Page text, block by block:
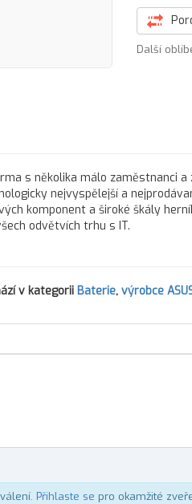
Další
s několika málo zaměstnanci
nejvyspělejší a
komponent a široké škály
odvětvích trhu s IT.
v kategorii Baterie, výrobce
Přihlaste se pro okamžité